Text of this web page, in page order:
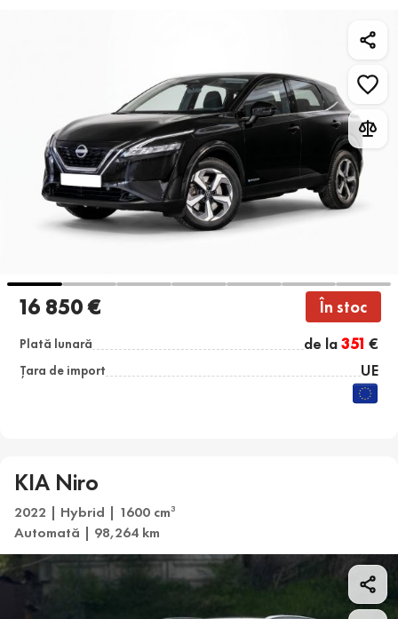
16 850 € În stoc
Plată lunară de la351 €
Țara de import UE
KIA Niro
2022 | Hybrid | 1600 cm3
Automată | 98,264 km